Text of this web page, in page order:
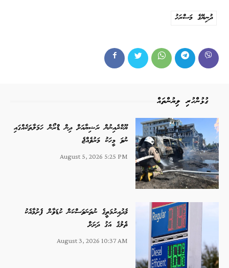
ދުނިޔޭގެ މަސްރަހު
ގުޅުންހުރި ލިޔުންތައް
ޔޫކްރެއިނުން ރަޝިޔާއަށް ދިން ޑްރޯން ހަމަލާތަކެއްގައި
ނުވަ މީހަކު މަރުވެއްޖެ
August 5, 2026 5:25 PM
މެދުއިރުމަތީގެ ނުތަނަވަސްކަން ކުޑަވާން ފެށުމާއެކު
ތެލުގެ އަގު ދަށަށް
August 3, 2026 10:37 AM